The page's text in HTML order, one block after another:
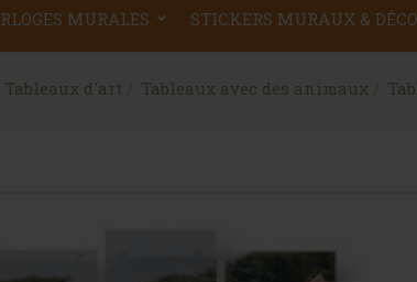
MURALES STICKERS MURAUX &
Tableaux d'art Tableaux avec des animaux